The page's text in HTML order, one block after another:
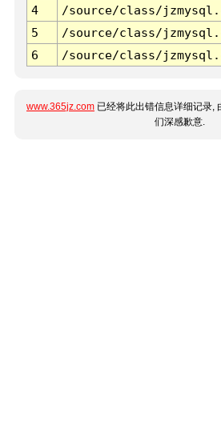
4
/source/class/
5
/source/class/
6
/source/class/
www.365jz.com 已经将此出错信息详细记录,
们深感歉意.